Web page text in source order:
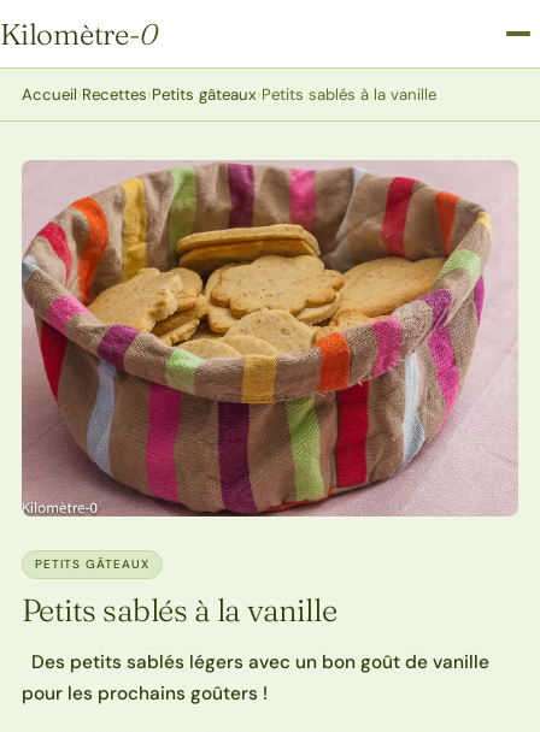
Kilomètre-0
Kilomètre-0
Accueil›Recettes›Petits gâteaux›Petits sablés à la vanille
PETITS GÂTEAUX
Petits sablés à la vanille
Des petits sablés légers avec un bon goût de vanille
pour les prochains goûters !